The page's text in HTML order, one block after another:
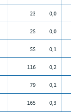
23 0,0
25 0,0
55 0,1
116 0,2
79 0,1
165 0,3